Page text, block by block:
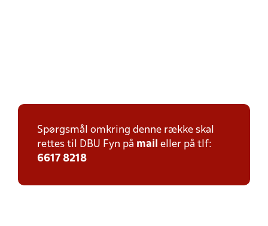
Spørgsmål omkring denne række skal
rettes til DBU Fyn på mail eller på tlf:
6617 8218